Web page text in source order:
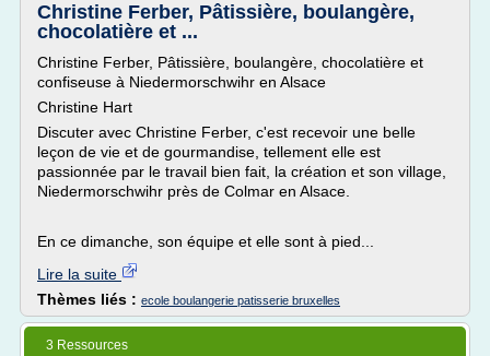
Christine Ferber, Pâtissière, boulangère,
chocolatière et ...
Christine Ferber, Pâtissière, boulangère, chocolatière et
confiseuse à Niedermorschwihr en Alsace
Christine Hart
Discuter avec Christine Ferber, c'est recevoir une belle
leçon de vie et de gourmandise, tellement elle est
passionnée par le travail bien fait, la création et son village,
Niedermorschwihr près de Colmar en Alsace.
En ce dimanche, son équipe et elle sont à pied...
Lire la suite
Thèmes liés : ecole boulangerie patisserie bruxelles
3 Ressources